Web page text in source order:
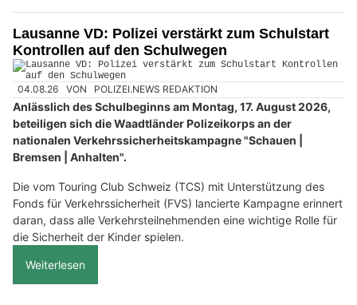
Lausanne VD: Polizei verstärkt zum Schulstart
Kontrollen auf den Schulwegen
04.08.26 VON POLIZEI.NEWS REDAKTION
Anlässlich des Schulbeginns am Montag, 17. August 2026,
beteiligen sich die Waadtländer Polizeikorps an der
nationalen Verkehrssicherheitskampagne "Schauen |
Bremsen | Anhalten".
Die vom Touring Club Schweiz (TCS) mit Unterstützung des
Fonds für Verkehrssicherheit (FVS) lancierte Kampagne erinnert
daran, dass alle Verkehrsteilnehmenden eine wichtige Rolle für
die Sicherheit der Kinder spielen.
Weiterlesen